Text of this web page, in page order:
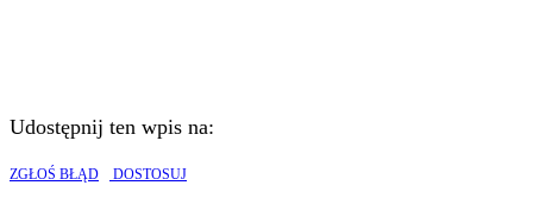
Udostępnij ten wpis na:
ZGŁOŚ BŁĄD DOSTOSUJ